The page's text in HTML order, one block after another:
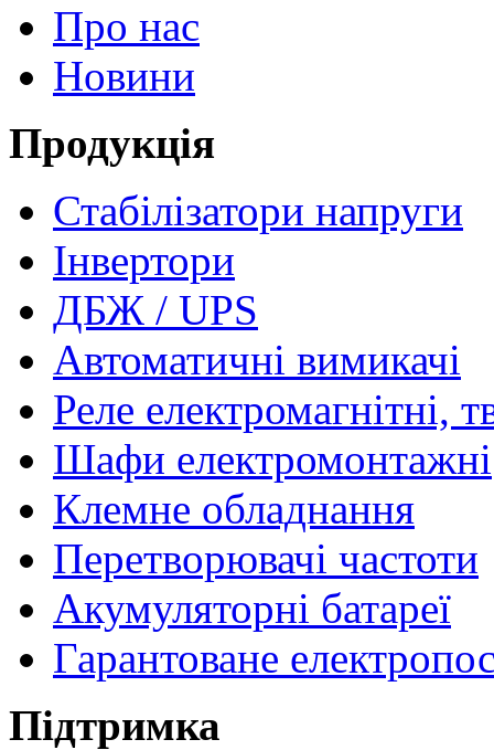
Про нас
Новини
Продукція
Стабілізатори напруги
Інвертори
ДБЖ / UPS
Автоматичні вимикачі
Реле електромагнітні,
Шафи електромонтажні
Клемне обладнання
Перетворювачі частоти
Акумуляторні батареї
Гарантоване
Підтримка